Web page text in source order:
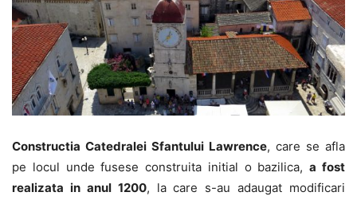
Constructia Catedralei Sfantului Lawrence, care se afla
pe locul unde fusese construita initial o bazilica,a fost
realizata in anul 1200, la care s-au adaugat modificari